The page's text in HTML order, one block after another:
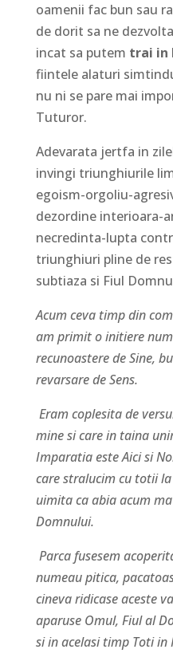
oamenii fac bun sau
de dorit sa ne
incat sa putem trai in
fiintele alaturi
nu ni se pare mai
Tuturor.
Adevarata jertfa in
invingi triunghiurile
egoism-orgoliu-
dezordine interioara-
necredinta-lupta
triunghiuri pline de
subtiaza si Fiul
Acum ceva timp din
am primit o initiere
recunoastere de Sine,
revarsare de Sens.
Eram coplesita de
mine si care in taina
Imparatia este Aici si
care stralucim cu totii
uimita ca abia acum
Domnului.
Parca fusesem
numeau pitica,
cineva ridicase aceste
aparuse Omul, Fiul al
si in acelasi timp Toti in